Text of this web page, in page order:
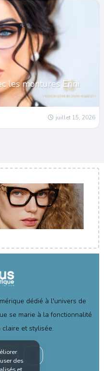
les montures Enni
juillet 15, 2026
dédié à l'univers de
se marie à la fonctionnalité
et stylisée.
des